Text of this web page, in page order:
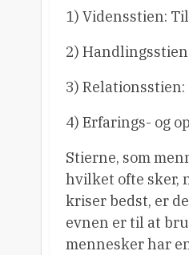
1) Vidensstien:
2)
3)
4) Erfarings- og
Stierne, som
hvilket ofte sker,
kriser bedst, er
evnen er til at
mennesker har